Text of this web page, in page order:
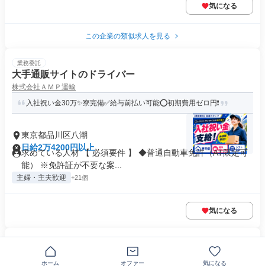
気になる
この企業の類似求人を見る
業務委託
大手通販サイトのドライバー
株式会社ＡＭＰ運輸
入社祝い金30万✨寮完備✅給与前払い可能⭕初期費用ゼロ円❗
東京都品川区八潮
日給2万4200円以上
求めている人材 【 必須要件 】 ◆普通自動車免許（AT限定可
能） ※免許証が不要な案...
主婦・主夫歓迎 +21個
気になる
大手宅配業者の配達ドライバー
株式会社創環会
ホーム オファー 気になる